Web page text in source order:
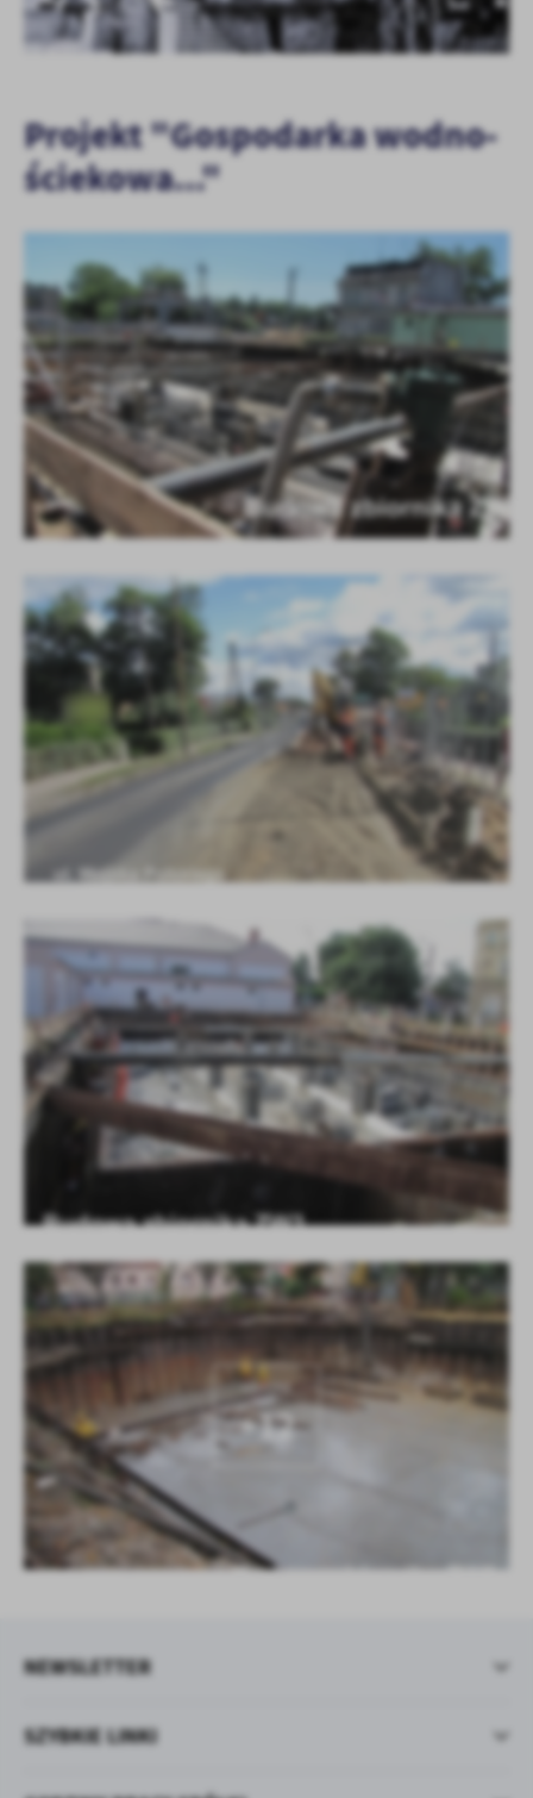
Projekt "Gospodarka wodno-
ściekowa..."
KOLEJNE
+12
SZYBKIE LINKI
NEWSLETTER